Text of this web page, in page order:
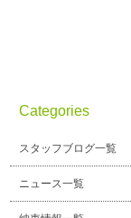
Categories
スタッフブログ一覧
ニュース一覧